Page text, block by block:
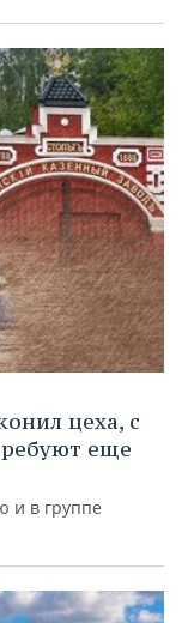
цеха, с
еще
и в группе